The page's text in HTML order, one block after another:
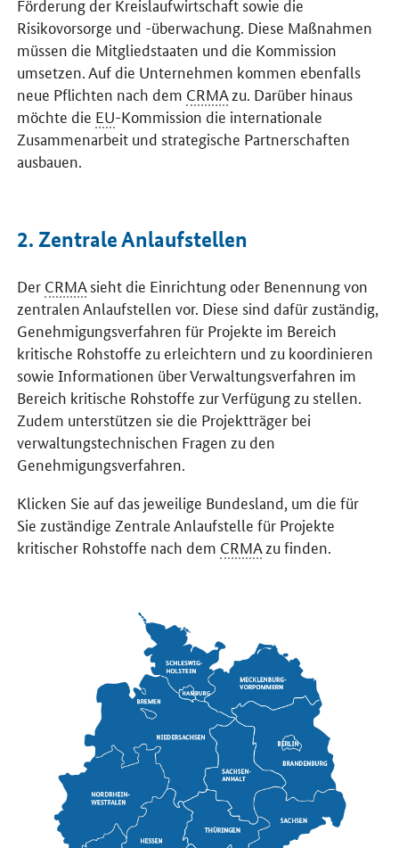
Förderung der Kreislaufwirtschaft sowie die
Risikovorsorge und -überwachung. Diese Maßnahmen
müssen die Mitgliedstaaten und die Kommission
umsetzen. Auf die Unternehmen kommen ebenfalls
neue Pflichten nach dem CRMAzu. Darüber hinaus
möchte die EU-Kommission die internationale
Zusammenarbeit und strategische Partnerschaften
ausbauen.
2. Zentrale Anlaufstellen
Der CRMAsieht die Einrichtung oder Benennung von
zentralen Anlaufstellen vor. Diese sind dafür zuständig,
Genehmigungsverfahren für Projekte im Bereich
kritische Rohstoffe zu erleichtern und zu koordinieren
sowie Informationen über Verwaltungsverfahren im
Bereich kritische Rohstoffe zur Verfügung zu stellen.
Zudem unterstützen sie die Projektträger bei
verwaltungstechnischen Fragen zu den
Genehmigungsverfahren.
Klicken Sie auf das jeweilige Bundesland, um die für
Sie zuständige Zentrale Anlaufstelle für Projekte
kritischer Rohstoffe nach dem CRMAzu finden.